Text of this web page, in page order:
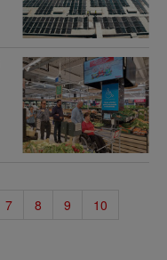
7 8 9 10